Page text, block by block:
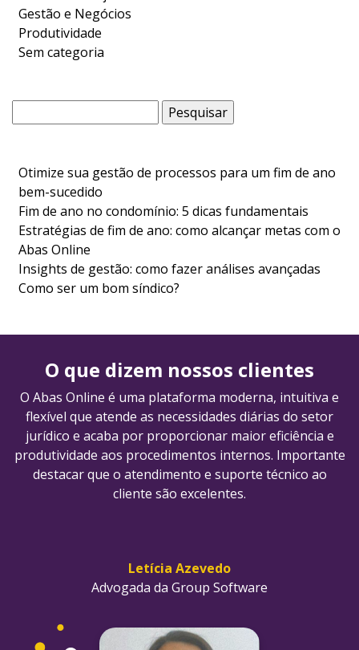
Gestão e Negócios
Produtividade
Sem categoria
por:
Otimize sua gestão de processos para um fim de ano
bem-sucedido
Fim de ano no condomínio: 5 dicas fundamentais
Estratégias de fim de ano: como alcançar metas com o
Abas Online
Insights de gestão: como fazer análises avançadas
Como ser um bom síndico?
O que dizem nossos clientes
O Abas Online é uma plataforma moderna, intuitiva e
flexível que atende as necessidades diárias do setor
jurídico e acaba por proporcionar maior eficiência e
produtividade aos procedimentos internos. Importante
destacar que o atendimento e suporte técnico ao
cliente são excelentes.
Letícia Azevedo
Advogada da Group Software